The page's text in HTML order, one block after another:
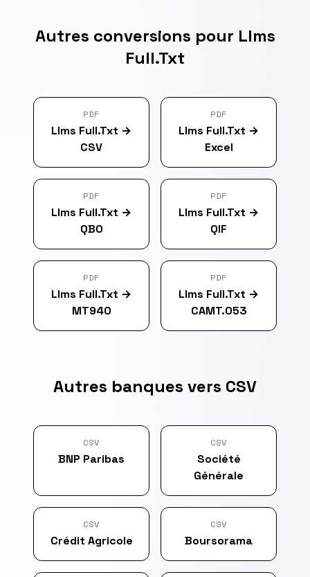
Autres conversions pour Llms
Full.Txt
PDF
Llms Full.Txt →
CSV
PDF
Llms Full.Txt →
Excel
PDF
Llms Full.Txt →
QBO
PDF
Llms Full.Txt →
QIF
PDF
Llms Full.Txt →
MT940
PDF
Llms Full.Txt →
CAMT.053
Autres banques vers CSV
CSV
BNP Paribas
CSV
Société
Générale
CSV
Crédit Agricole
CSV
Boursorama